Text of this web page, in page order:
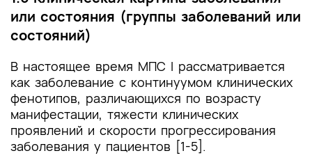
или состояния (группы заболеваний или
состояний)
В настоящее время МПС I рассматривается
как заболевание с континуумом клинических
фенотипов, различающихся по возрасту
манифестации, тяжести клинических
проявлений и скорости прогрессирования
заболевания у пациентов [1-5].